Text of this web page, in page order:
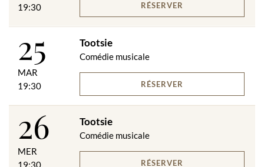
19:30
RÉSERVER
25
MAR
19:30
Tootsie
Comédie musicale
RÉSERVER
26
MER
19:30
Tootsie
Comédie musicale
RÉSERVER